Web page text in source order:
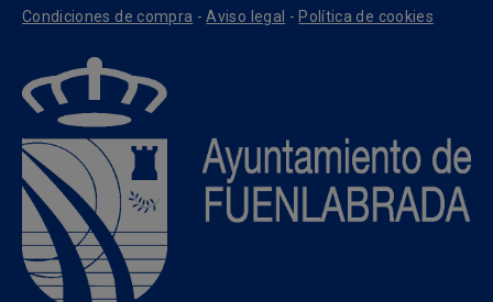
Condiciones de compra -Aviso legal - Política de cookies